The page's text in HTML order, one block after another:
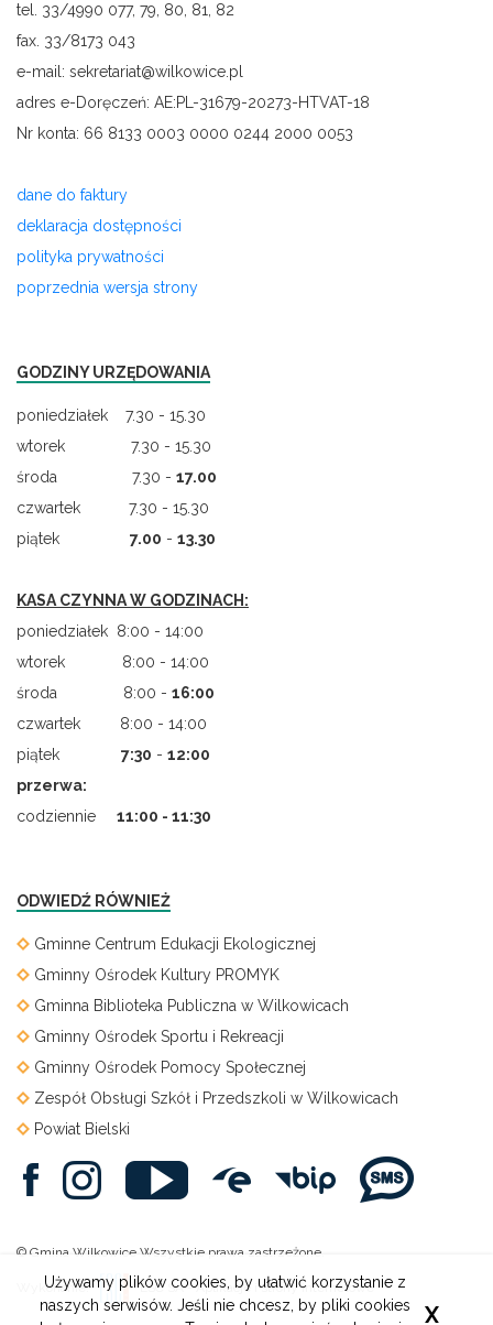
tel. 33/4990 077, 79, 80, 81, 82
fax. 33/8173 043
e-mail: sekretariat@wilkowice.pl
adres e-Doręczeń: AE:PL-31679-20273-HTVAT-18
Nr konta: 66 8133 0003 0000 0244 2000 0053
dane do faktury
deklaracja dostępności
polityka prywatności
poprzednia wersja strony
GODZINY URZĘDOWANIA
poniedziałek 7.30 - 15.30
wtorek 7.30 - 15.30
środa 7.30 - 17.00
czwartek 7.30 - 15.30
piątek 7.00 - 13.30
KASA CZYNNA W GODZINACH:
poniedziałek 8:00 - 14:00
wtorek 8:00 - 14:00
środa 8:00 - 16:00
czwartek 8:00 - 14:00
piątek 7:30 - 12:00
przerwa:
codziennie
11:00 - 11:30
ODWIEDŹ RÓWNIEŻ
Gminne Centrum Edukacji Ekologicznej
Gminny Ośrodek Kultury PROMYK
Gminna Biblioteka Publiczna w Wilkowicach
Gminny Ośrodek Sportu i Rekreacji
Gminny Ośrodek Pomocy Społecznej
Zespół Obsługi Szkół i Przedszkoli w Wilkowicach
Powiat Bielski
© Gmina Wilkowice Wszystkie prawa zastrzeżone.
Wykonanie: ESC SA-Aplikacje i strony internetowe
Używamy plików cookies, by ułatwić korzystanie z
naszych serwisów. Jeśli nie chcesz, by pliki cookies
X